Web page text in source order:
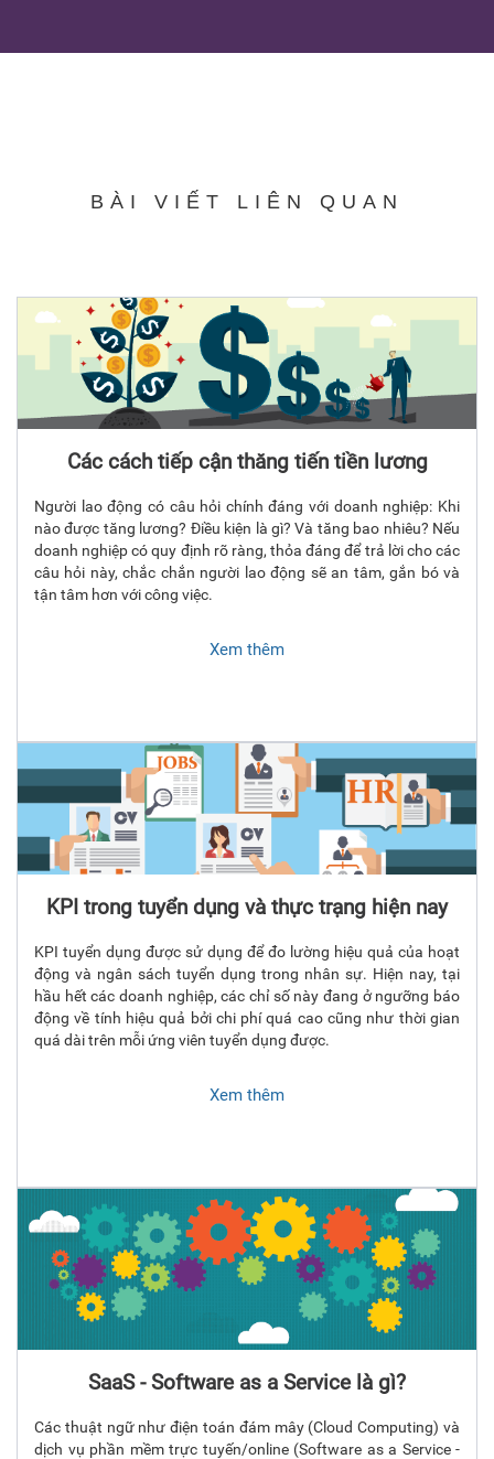
BÀI VIẾT LIÊN QUAN
Các cách tiếp cận thăng tiến tiền lương
Người lao động có câu hỏi chính đáng với doanh nghiệp: Khi
nào được tăng lương? Điều kiện là gì? Và tăng bao nhiêu? Nếu
doanh nghiệp có quy định rõ ràng, thỏa đáng để trả lời cho các
câu hỏi này, chắc chắn người lao động sẽ an tâm, gắn bó và
tận tâm hơn với công việc.
Xem thêm
KPI trong tuyển dụng và thực trạng hiện nay
KPI tuyển dụng được sử dụng để đo lường hiệu quả của hoạt
động và ngân sách tuyển dụng trong nhân sự. Hiện nay, tại
hầu hết các doanh nghiệp, các chỉ số này đang ở ngưỡng báo
động về tính hiệu quả bởi chi phí quá cao cũng như thời gian
quá dài trên mỗi ứng viên tuyển dụng được.
Xem thêm
SaaS - Software as a Service là gì?
Các thuật ngữ như điện toán đám mây (Cloud Computing) và
dịch vụ phần mềm trực tuyến/online (Software as a Service -